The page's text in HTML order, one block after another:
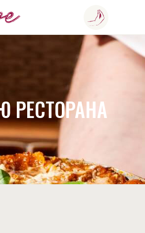
РЕСТОРАНА